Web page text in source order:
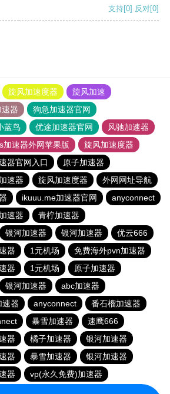
支持[0] 反对[0]
旋风加速度器
旋风加速
器
狗急加速器官网
蓝鸟 优途加速器官网
风驰加速器
加速器外网苹果版
旋风加速度器
器官网入口
原子加速器
速器 旋风加速度器
外网网址导航
ikuuu.me加速器官网
anyconnect
速器
青柠加速器
银河加速器 银河加速器
优云666
器 1元机场
免费海外pvn加速器
器 1元机场
原子加速器
银河加速器
abc加速器
速器 anyconnect
番石榴加速器
暴雪加速器
速鹰666
器 橘子加速器
银河加速器
器 暴雪加速器
银河加速器
器
vp(永久免费)加速器